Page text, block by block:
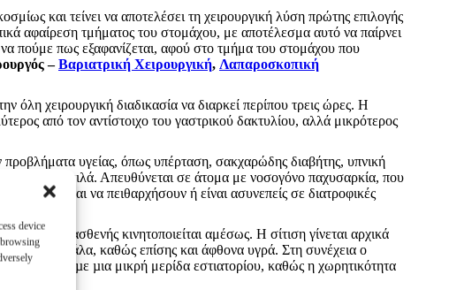
device
και τείνει να αποτελέσει τη χειρουργική λύση πρώτης επιλογής
αφαίρεση τμήματος του στομάχου, με αποτέλεσμα αυτό να παίρνει
πούμε πως εξαφανίζεται, αφού στο τμήμα του στομάχου που
–Βαριατρική Χειρουργική, Λαπαροσκοπική
όλη χειρουργική διαδικασία να διαρκεί περίπου τρεις ώρες. Η
από τον αντίστοιχο του γαστρικού δακτυλίου, αλλά μικρότερος
υγείας, όπως υπέρταση, σακχαρώδης διαβήτης, υπνική
10-20 κιλά. Απευθύνεται σε άτομα με νοσογόνο παχυσαρκία, που
να πειθαρχήσουν ή είναι ασυνεπείς σε διατροφικές
και ο ασθενής κινητοποιείται αμέσως. Η σίτιση γίνεται αρχικά
σούπες, γάλα, καθώς επίσης και άφθονα υγρά. Στη συνέχεια ο
ίσες µε µια μικρή μερίδα εστιατορίου, καθώς η χωρητικότητα